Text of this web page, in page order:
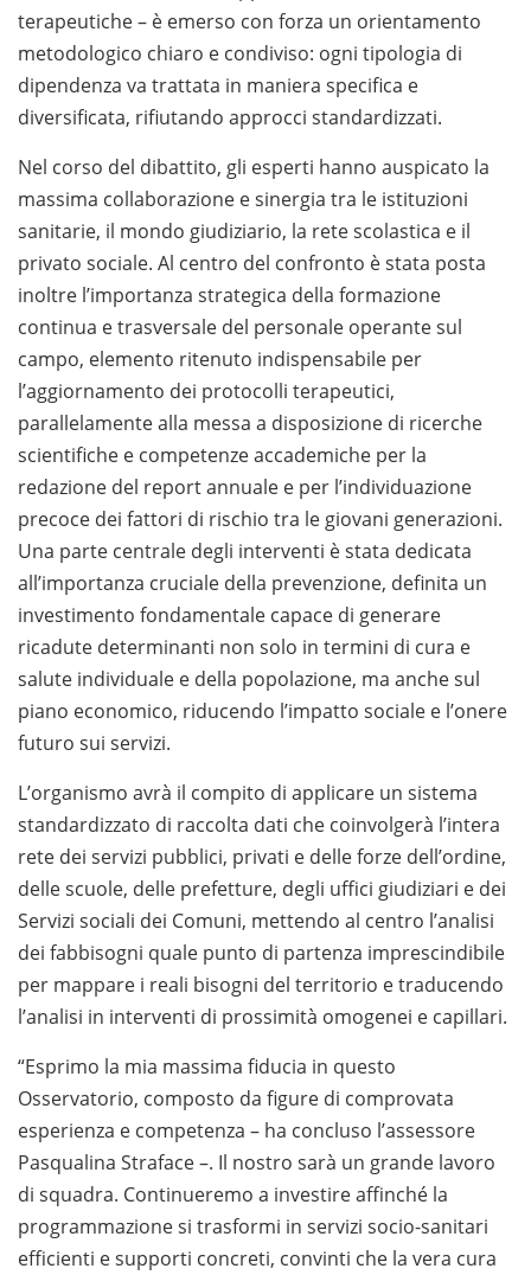
terapeutiche – è emerso con forza un orientamento
metodologico chiaro e condiviso: ogni tipologia di
dipendenza va trattata in maniera specifica e
diversificata, rifiutando approcci standardizzati.
Nel corso del dibattito, gli esperti hanno auspicato la
massima collaborazione e sinergia tra le istituzioni
sanitarie, il mondo giudiziario, la rete scolastica e il
privato sociale. Al centro del confronto è stata posta
inoltre l’importanza strategica della formazione
continua e trasversale del personale operante sul
campo, elemento ritenuto indispensabile per
l’aggiornamento dei protocolli terapeutici,
parallelamente alla messa a disposizione di ricerche
scientifiche e competenze accademiche per la
redazione del report annuale e per l’individuazione
precoce dei fattori di rischio tra le giovani generazioni.
Una parte centrale degli interventi è stata dedicata
all’importanza cruciale della prevenzione, definita un
investimento fondamentale capace di generare
ricadute determinanti non solo in termini di cura e
salute individuale e della popolazione, ma anche sul
piano economico, riducendo l’impatto sociale e l’onere
futuro sui servizi.
L’organismo avrà il compito di applicare un sistema
standardizzato di raccolta dati che coinvolgerà l’intera
rete dei servizi pubblici, privati e delle forze dell’ordine,
delle scuole, delle prefetture, degli uffici giudiziari e dei
Servizi sociali dei Comuni, mettendo al centro l’analisi
dei fabbisogni quale punto di partenza imprescindibile
per mappare i reali bisogni del territorio e traducendo
l’analisi in interventi di prossimità omogenei e capillari.
“Esprimo la mia massima fiducia in questo
Osservatorio, composto da figure di comprovata
esperienza e competenza – ha concluso l’assessore
Pasqualina Straface –. Il nostro sarà un grande lavoro
di squadra. Continueremo a investire affinché la
programmazione si trasformi in servizi socio-sanitari
efficienti e supporti concreti, convinti che la vera cura